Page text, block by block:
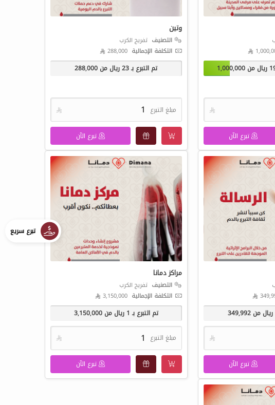
ريال من 1,000,000

تبرع الآن
وتين
التصنيف تفريج الكرب
التكلفة الإجمالية 288,000 
تم التبرع بـ23ريال من 288,000
مبلغ التبرع 
تبرع الآن
ريال من349,992

تبرع الآن
مراكز دمانا
التصنيف تفريج الكرب
التكلفة الإجمالية 3,150,000 
تم التبرع بـ 1 ريال من3,150,000
مبلغ التبرع 
تبرع الآن
تبرع سريع